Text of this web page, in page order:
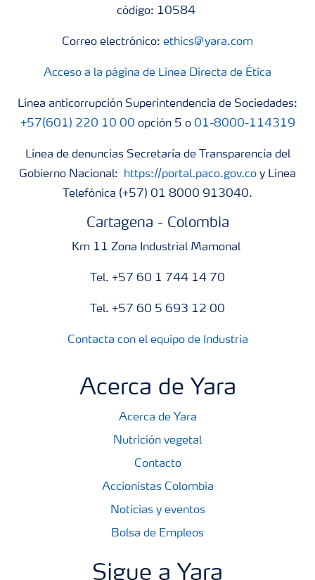
código: 10584
Correo electrónico: ethics@yara.com
Acceso a la página de Línea Directa de Ética
Línea anticorrupción Superintendencia de Sociedades:
+57(601) 220 10 00 opción 5 o 01-8000-114319
Línea de denuncias Secretaría de Transparencia del
Gobierno Nacional:
https://portal.paco.gov.co y Línea
Telefónica (+57) 01 8000 913040.
Cartagena - Colombia
Km 11 Zona Industrial Mamonal
Tel. +57 60 1 744 14 70
Tel. +57 60 5 693 12 00
Contacta con el equipo de Industria
Acerca de Yara
Acerca de Yara
Nutrición vegetal
Contacto
Accionistas Colombia
Noticias y eventos
Bolsa de Empleos
Sigue a Yara